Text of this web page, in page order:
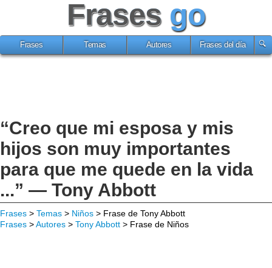
Frases go
Frases Temas Autores Frases del día
“Creo que mi esposa y mis
hijos son muy importantes
para que me quede en la vida
...” — Tony Abbott
Frases > Temas > Niños > Frase de Tony Abbott
Frases >Autores > Tony Abbott > Frase de Niños